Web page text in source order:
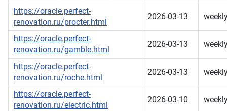
https://oracle.perfect-
renovation.ru/procter.html
2026-03-13
https://oracle.perfect-
renovation.ru/gamble.html
2026-03-13
https://oracle.perfect-
renovation.ru/roche.html
2026-03-13
https://oracle.perfect-
renovation.ru/electric.html
2026-03-10